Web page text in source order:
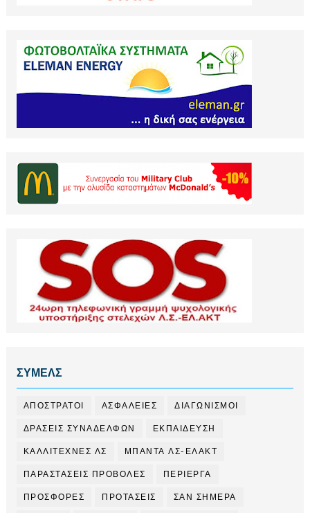
ΣΥΜΕΛΣ
ΑΠΟΣΤΡΑΤΟΙ ΑΣΦΑΛΕΙΕΣ ΔΙΑΓΩΝΙΣΜΟΙ
ΔΡΑΣΕΙΣ ΣΥΝΑΔΕΛΦΩΝ ΕΚΠΑΙΔΕΥΣΗ
ΚΑΛΛΙΤΕΧΝΕΣ ΛΣ ΜΠΑΝΤΑ ΛΣ-ΕΛΑΚΤ
ΠΑΡΑΣΤΑΣΕΙΣ ΠΡΟΒΟΛΕΣ ΠΕΡΙΕΡΓΑ
ΠΡΟΣΦΟΡΕΣ ΠΡΟΤΑΣΕΙΣ ΣΑΝ ΣΗΜΕΡΑ